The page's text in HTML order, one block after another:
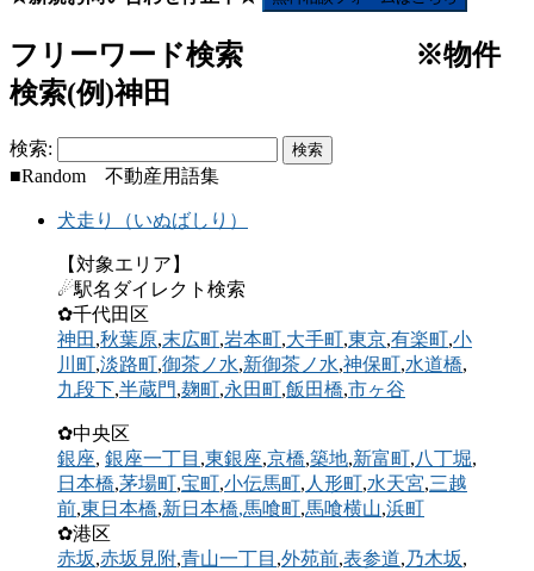
フリーワード検索 ※物件
検索(例)神田
検索:
■Random 不動産用語集
犬走り（いぬばしり）
【対象エリア】
☄駅名ダイレクト検索
✿千代田区
神田 ,秋葉原,末広町,岩本町,大手町,東京,有楽町,小
川町,淡路町,御茶ノ水,新御茶ノ水,神保町,水道橋,
九段下,半蔵門,麹町,永田町,飯田橋,市ヶ谷
✿中央区
銀座, 銀座一丁目 ,東銀座,京橋,築地,新富町,八丁堀,
日本橋,茅場町,宝町,小伝馬町, 人形町,水天宮,三越
前,東日本橋,新日本橋,馬喰町,馬喰横山,浜町
✿港区
赤坂,赤坂見附,青山一丁目 ,外苑前,表参道,乃木坂,